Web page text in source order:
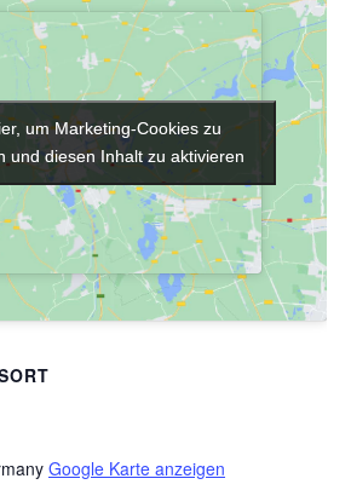
Google Karte anzeigen
um Marketing-Cookies zu
und diesen Inhalt zu aktivieren
um Marketing-Cookies zu
und diesen Inhalt zu aktivieren